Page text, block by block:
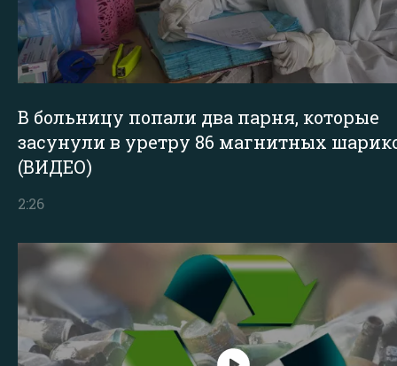
В больницу попали два парня, которые
засунули в уретру 86 магнитных
(ВИДЕО)
2:26